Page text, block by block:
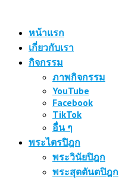
หน้าแรก
เกี่ยวกับเรา
กิจกรรม
ภาพกิจกรรม
YouTube
Facebook
TikTok
อื่น ๆ
พระไตรปิฎก
พระวินัยปิฎก
พระสุตตันตปิฎก